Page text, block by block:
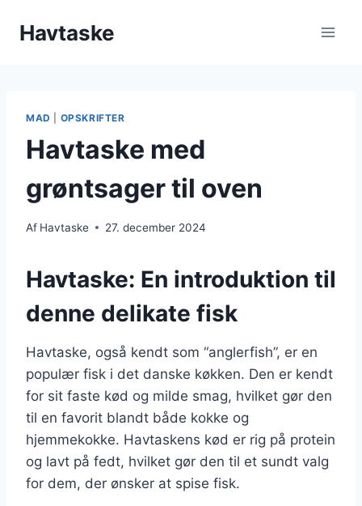
Havtaske
MAD OPSKRIFTER
Havtaske med
grøntsager til oven
Af Havtaske 27. december 2024
Havtaske: En introduktion til
denne delikate fisk
Havtaske, også kendt som “anglerfish”, er en
populær fisk i det danske køkken. Den er kendt
for sit faste kød og milde smag, hvilket gør den
til en favorit blandt både kokke og
hjemmekokke. Havtaskens kød er rig på protein
og lavt på fedt, hvilket gør den til et sundt valg
for dem, der ønsker at spise fisk.